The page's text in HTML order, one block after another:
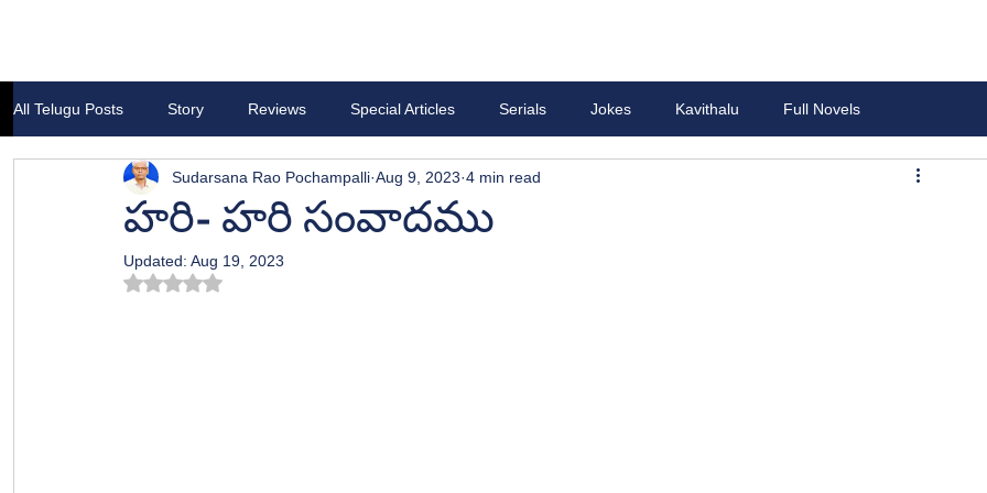
All Telugu Posts Story Reviews Special Articles Serials Jokes Kavithalu Full Novels
హరి- హరి సంవాదము
Sudarsana Rao Pochampalli Aug 9, 2023 4 min read
Updated: Aug 19, 2023
Rated NaN out of 5 stars.